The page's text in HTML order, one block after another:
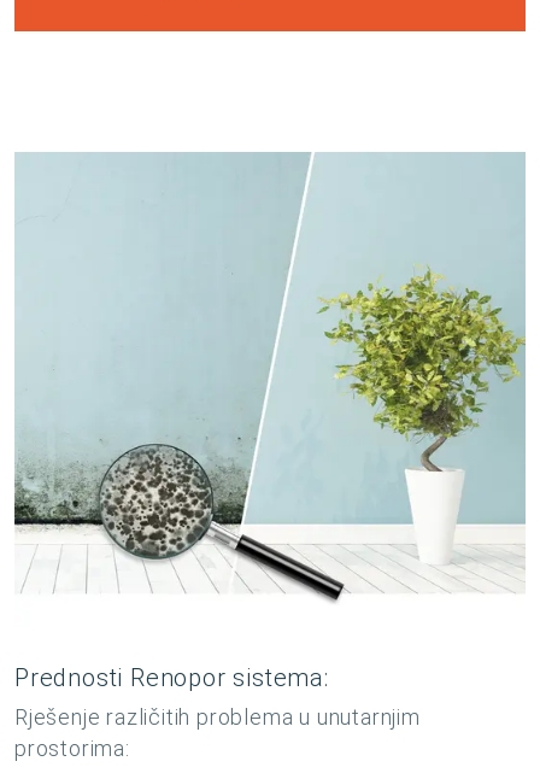
Prednosti Renopor sistema:
Rješenje različitih problema u unutarnjim
prostorima: